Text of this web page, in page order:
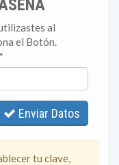
al
el Botón.
Enviar Datos
tu clave,